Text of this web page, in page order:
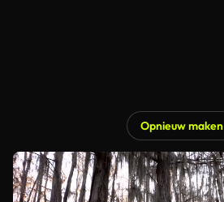
Opnieuw maken